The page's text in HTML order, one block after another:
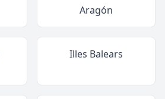
Aragón
Illes Balears